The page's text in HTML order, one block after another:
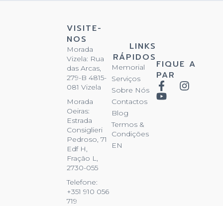
VISITE-
NOS
Morada
Vizela: Rua
das Arcas,
279-B 4815-
081 Vizela
Morada
Oeiras:
Estrada
Consiglieri
Pedroso, 71
Edf H,
Fração L,
2730-055
Telefone:
+351 910 056
719
LINKS
RÁPIDOS
Memorial
Serviços
Sobre Nós
Contactos
Blog
Termos &
Condições
EN
FIQUE A
PAR